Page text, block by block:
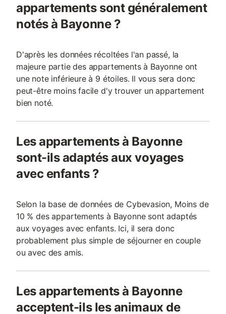
appartements sont généralement
notés à Bayonne ?
D'après les données récoltées l'an passé, la
majeure partie des appartements à Bayonne ont
une note inférieure à 9 étoiles. Il vous sera donc
peut-être moins facile d'y trouver un appartement
bien noté.
Les appartements à Bayonne
sont-ils adaptés aux voyages
avec enfants ?
Selon la base de données de Cybevasion, Moins de
10 % des appartements à Bayonne sont adaptés
aux voyages avec enfants. Ici, il sera donc
probablement plus simple de séjourner en couple
ou avec des amis.
Les appartements à Bayonne
acceptent-ils les animaux de